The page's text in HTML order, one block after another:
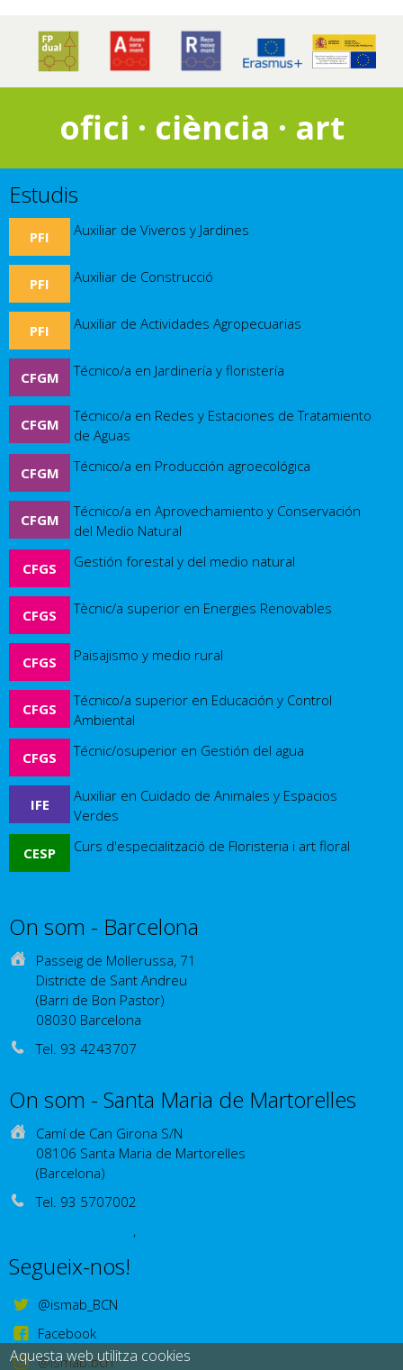
ofici · ciència · art
Estudis
PFI Auxiliar de Viveros y Jardines
PFI Auxiliar de Construcció
PFI Auxiliar de Actividades Agropecuarias
CFGM Técnico/a en Jardinería y floristería
CFGM
Técnico/a en Redes y Estaciones de Tratamiento
de Aguas
CFGM Técnico/a en Producción agroecológica
CFGM
Técnico/a en Aprovechamiento y Conservación
del Medio Natural
CFGS Gestión forestal y del medio natural
CFGS Tècnic/a superior en Energies Renovables
CFGS Paisajismo y medio rural
CFGS
Técnico/a superior en Educación y Control
Ambiental
CFGS Técnic/osuperior en Gestión del agua
IFE
Auxiliar en Cuidado de Animales y Espacios
Verdes
CESP Curs d'especialització de Floristeria i art floral
On som - Barcelona
Passeig de Mollerussa, 71
Districte de Sant Andreu
(Barri de Bon Pastor)
08030 Barcelona
Tel. 93 4243707
On som - Santa Maria de Martorelles
Camí de Can Girona S/N
08106 Santa Maria de Martorelles
(Barcelona)
Tel. 93 5707002
,
Segueix-nos!
@ismab_BCN
Facebook
@ismab.bcn
Aquesta web utilitza cookies